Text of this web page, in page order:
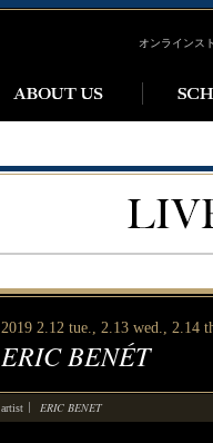
オンラインス
2019 2.12 tue., 2.13 wed., 2.14
ERIC BENÉT
artist ERIC BENET